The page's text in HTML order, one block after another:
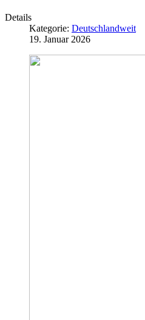
Details
Kategorie: Deutschlandweit
19. Januar 2026